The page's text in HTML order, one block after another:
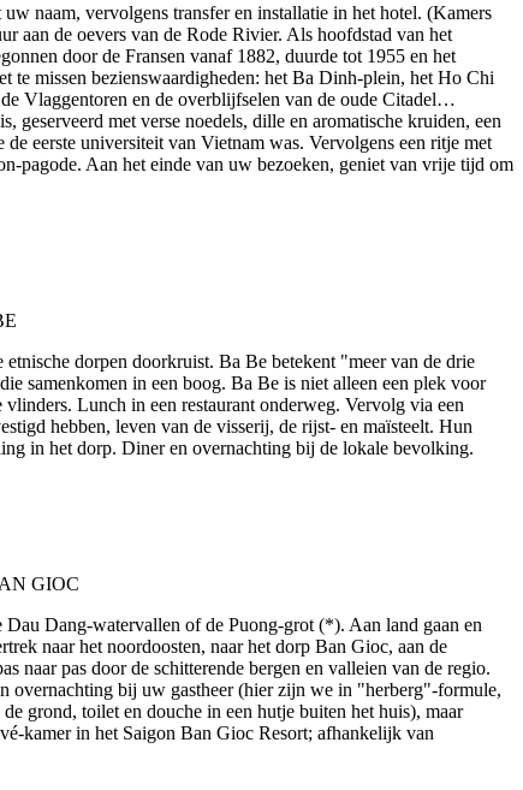
naam, vervolgens transfer en installatie in het hotel. (Kamers
aan de oevers van de Rode Rivier. Als hoofdstad van het
door de Fransen vanaf 1882, duurde tot 1955 en het
te missen bezienswaardigheden: het Ba Dinh-plein, het Ho Chi
Vlaggentoren en de overblijfselen van de oude Citadel…
met verse noedels, dille en aromatische kruiden, een
eerste universiteit van Vietnam was. Vervolgens een ritje met
pagode. Aan het einde van uw bezoeken, geniet van vrije tijd om
dorpen doorkruist. Ba Be betekent "meer van de drie
samenkomen in een boog. Ba Be is niet alleen een plek voor
Lunch in een restaurant onderweg. Vervolg via een
hebben, leven van de visserij, de rijst- en maïsteelt. Hun
in het dorp. Diner en overnachting bij de lokale bevolking.
Dang-watervallen of de Puong-grot (*). Aan land gaan en
naar het noordoosten, naar het dorp Ban Gioc, aan de
naar pas door de schitterende bergen en valleien van de regio.
overnachting bij uw gastheer (hier zijn we in "herberg"-formule,
grond, toilet en douche in een hutje buiten het huis), maar
kamer in het Saigon Ban Gioc Resort; afhankelijk van